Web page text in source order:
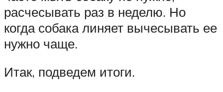
расчесывать раз в неделю. Но
когда собака линяет вычесывать ее
нужно чаще.
Итак, подведем итоги.